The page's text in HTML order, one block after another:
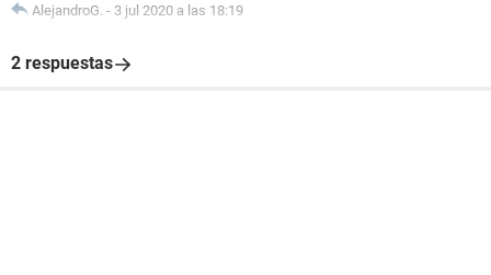
AlejandroG. - 3 jul 2020 a las 18:19
2 respuestas